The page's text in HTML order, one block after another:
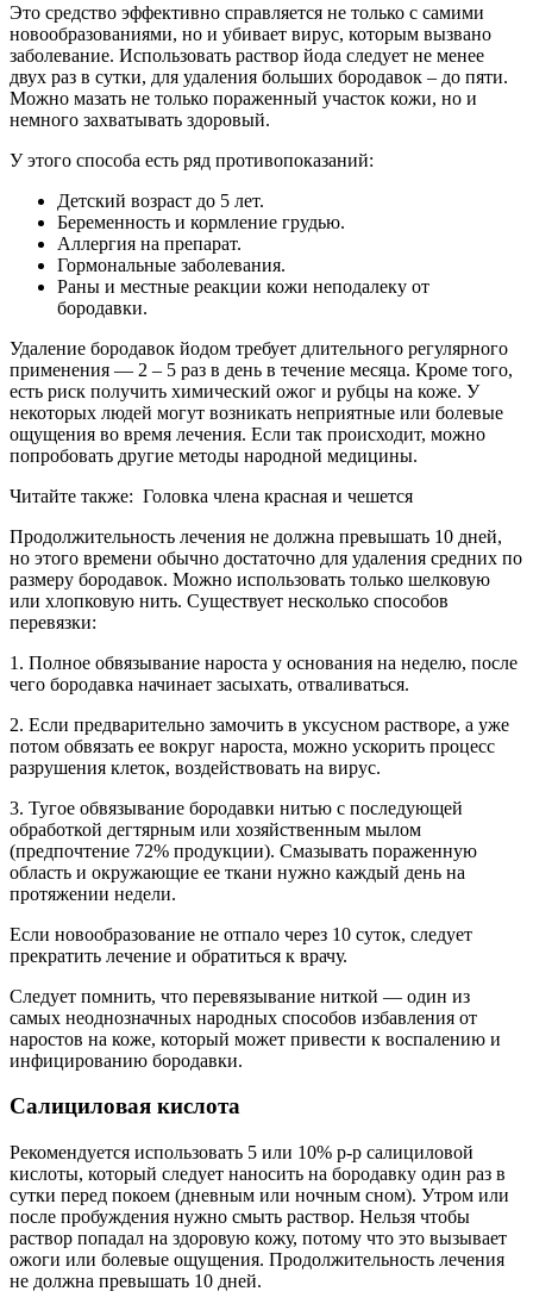
Это средство эффективно справляется не только с самими
новообразованиями, но и убивает вирус, которым вызвано
заболевание. Использовать раствор йода следует не менее
двух раз в сутки, для удаления больших бородавок – до пяти.
Можно мазать не только пораженный участок кожи, но и
немного захватывать здоровый.
У этого способа есть ряд противопоказаний:
Детский возраст до 5 лет.
Беременность и кормление грудью.
Аллергия на препарат.
Гормональные заболевания.
Раны и местные реакции кожи неподалеку от
бородавки.
Удаление бородавок йодом требует длительного регулярного
применения — 2 – 5 раз в день в течение месяца. Кроме того,
есть риск получить химический ожог и рубцы на коже. У
некоторых людей могут возникать неприятные или болевые
ощущения во время лечения. Если так происходит, можно
попробовать другие методы народной медицины.
Читайте также: Головка члена красная и чешется
Продолжительность лечения не должна превышать 10 дней,
но этого времени обычно достаточно для удаления средних по
размеру бородавок. Можно использовать только шелковую
или хлопковую нить. Существует несколько способов
перевязки:
1. Полное обвязывание нароста у основания на неделю, после
чего бородавка начинает засыхать, отваливаться.
2. Если предварительно замочить в уксусном растворе, а уже
потом обвязать ее вокруг нароста, можно ускорить процесс
разрушения клеток, воздействовать на вирус.
3. Тугое обвязывание бородавки нитью с последующей
обработкой дегтярным или хозяйственным мылом
(предпочтение 72% продукции). Смазывать пораженную
область и окружающие ее ткани нужно каждый день на
протяжении недели.
Если новообразование не отпало через 10 суток, следует
прекратить лечение и обратиться к врачу.
Следует помнить, что перевязывание ниткой — один из
самых неоднозначных народных способов избавления от
наростов на коже, который может привести к воспалению и
инфицированию бородавки.
Салициловая кислота
Рекомендуется использовать 5 или 10% р‑р салициловой
кислоты, который следует наносить на бородавку один раз в
сутки перед покоем (дневным или ночным сном). Утром или
после пробуждения нужно смыть раствор. Нельзя чтобы
раствор попадал на здоровую кожу, потому что это вызывает
ожоги или болевые ощущения. Продолжительность лечения
не должна превышать 10 дней.